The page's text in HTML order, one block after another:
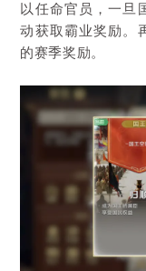
以任命官员，一旦
动获取霸业奖励。
的赛季奖励。